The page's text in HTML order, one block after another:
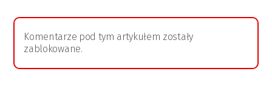
Komentarze pod tym artykułem zostały
zablokowane.